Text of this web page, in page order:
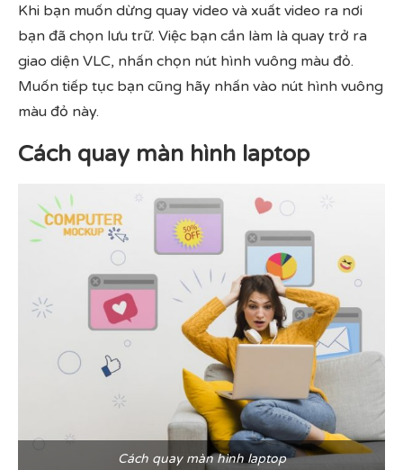
Khi bạn muốn dừng quay video và xuất video ra nơi
bạn đã chọn lưu trữ. Việc bạn cần làm là quay trở ra
giao diện VLC, nhấn chọn nút hình vuông màu đỏ.
Muốn tiếp tục bạn cũng hãy nhấn vào nút hình vuông
màu đỏ này.
Cách quay màn hình laptop
Cách quay màn hình laptop